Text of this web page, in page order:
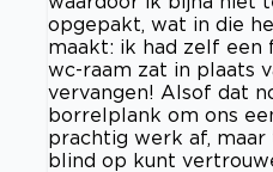
opgepakt, wat in die
maakt: ik had zelf een
wc-raam zat in plaats
vervangen! Alsof dat
borrelplank om ons
prachtig werk af,
blind op kunt